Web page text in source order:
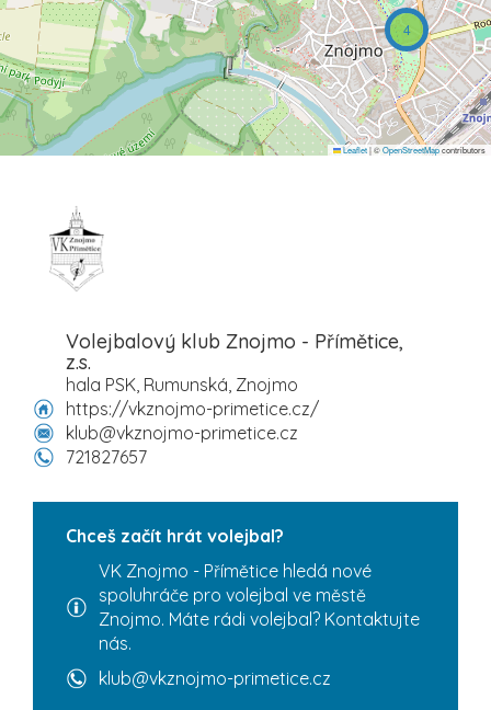
4
Leaflet|©OpenStreetMapcontributors
Volejbalový klub Znojmo - Přímětice,
z.s.
hala PSK, Rumunská, Znojmo
https://vkznojmo-primetice.cz/
klub@vkznojmo-primetice.cz
721827657
Chceš začít hrát volejbal?
VK Znojmo - Přímětice hledá nové
spoluhráče pro volejbal ve městě
Znojmo. Máte rádi volejbal? Kontaktujte
nás.
klub@vkznojmo-primetice.cz